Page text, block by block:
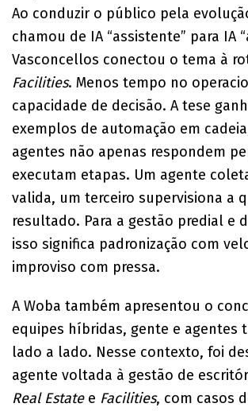
Ao conduzir o público pela
chamou de IA “assistente” para IA
Vasconcellos conectou o tema à
Facilities. Menos tempo no
capacidade de decisão. A tese
exemplos de automação em
agentes não apenas respondem
executam etapas. Um agente
valida, um terceiro supervisiona a
resultado. Para a gestão predial e
isso significa padronização com
improviso com pressa.
A Woba também apresentou o
equipes híbridas, gente e agentes
lado a lado. Nesse contexto, foi
agente voltada à gestão de
Real Estatee Facilities, com casos